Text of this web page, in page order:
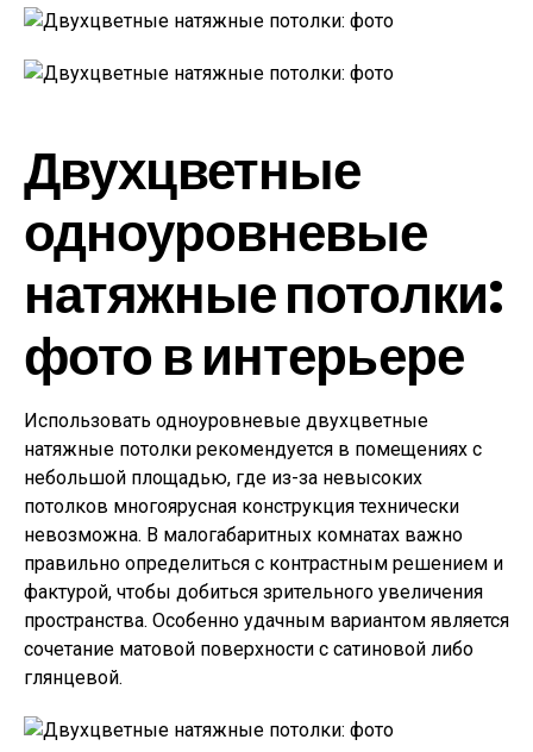
Двухцветные
одноуровневые
натяжные потолки:
фото в интерьере
Использовать одноуровневые двухцветные
натяжные потолки рекомендуется в помещениях с
небольшой площадью, где из-за невысоких
потолков многоярусная конструкция технически
невозможна. В малогабаритных комнатах важно
правильно определиться с контрастным решением и
фактурой, чтобы добиться зрительного увеличения
пространства. Особенно удачным вариантом является
сочетание матовой поверхности с сатиновой либо
глянцевой.